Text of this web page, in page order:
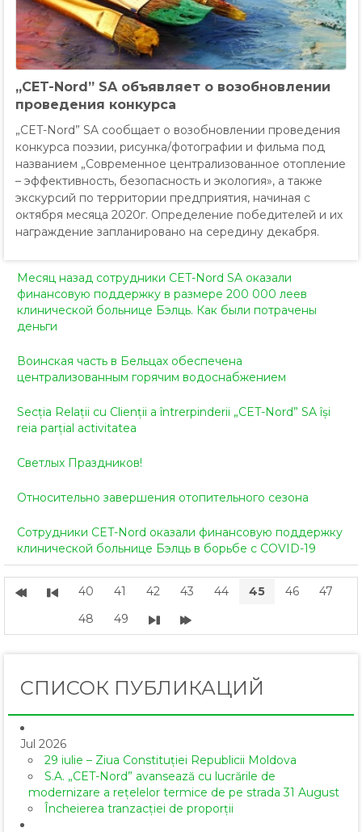
„CET-Nord” SA объявляет о возобновлении
проведения конкурса
„CET-Nord” SA сообщает о возобновлении проведения
конкурса поэзии, рисунка/фотографии и фильма под
названием „Современное централизованное отопление
– эффективность, безопасность и экология», а также
экскурсий по территории предприятия, начиная с
октября месяца 2020г. Определение победителей и их
награждение запланировано на середину декабря.
Месяц назад cотрудники CET-Nord SA оказали
финансовую поддержку в размере 200 000 леев
клинической больнице Бэлць. Как были потрачены
деньги
Воинская часть в Бельцах обеспечена
централизованным горячим водоснабжением
Secția Relații cu Clienții a întrerpinderii „CET-Nord” SA își
reia parțial activitatea
Светлых Праздников!
Относительно завершения отопительного сезона
Сотрудники CET-Nord оказали финансовую поддержку
клинической больнице Бэлць в борьбе с COVID-19
40 41 42 43 44 45 46
47
48
49
СПИСОК ПУБЛИКАЦИЙ
Jul 2026
29 iulie – Ziua Constituției Republicii Moldova
S.A. „CET-Nord” avansează cu lucrările de
modernizare a rețelelor termice de pe strada 31 August
Încheierea tranzacției de proporții